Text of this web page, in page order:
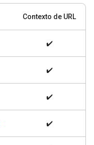
Contexto de URL
✔️
✔️
✔️
✔️